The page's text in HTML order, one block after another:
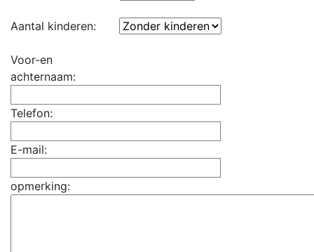
Aantal kinderen:
Voor-en
achternaam:
Telefon:
E-mail:
opmerking: